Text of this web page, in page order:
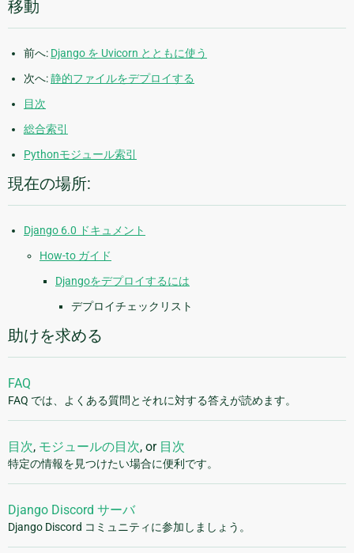
移動
前へ: Django を Uvicorn とともに使う
次へ:静的ファイルをデプロイする
目次
総合索引
Pythonモジュール索引
現在の場所:
Django 6.0 ドキュメント
How-to ガイド
Djangoをデプロイするには
デプロイチェックリスト
助けを求める
FAQ
FAQ では、よくある質問とそれに対する答えが読めます。
目次, モジュールの目次, or 目次
特定の情報を見つけたい場合に便利です。
Django Discord サーバ
Django Discord コミュニティに参加しましょう。